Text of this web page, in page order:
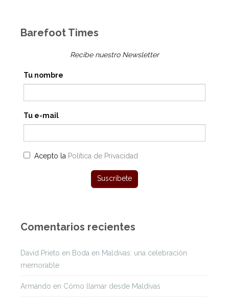
Barefoot Times
Recibe nuestro Newsletter
Tu nombre
Tu e-mail
Acepto la Política de Privacidad
Comentarios recientes
David Prieto en Boda en Maldivas: una celebración
memorable
Armando en Cómo llamar desde Maldivas